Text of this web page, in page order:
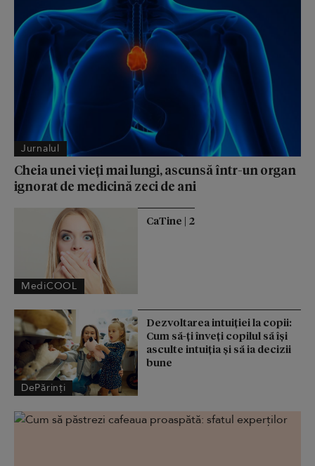
Jurnalul
Cheia unei vieți mai lungi, ascunsă într-un organ
ignorat de medicină zeci de ani
MediCOOL
CaTine | 2
DePărinți
Dezvoltarea intuiției la copii:
Cum să-ți înveți copilul să își
asculte intuiția și să ia decizii
bune